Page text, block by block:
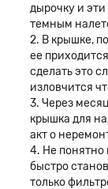
дырочку и
темным
2. В крышке,
ее
сделать это
изловчится
3. Через
крышка для
акт о
4. Не понятно
быстро
только